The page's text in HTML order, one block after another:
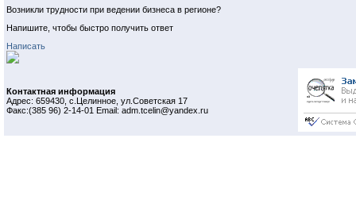
Возникли трудности при ведении бизнеса в регионе?
Напишите, чтобы быстро получить ответ
Написать
Контактная информация
Адрес: 659430, с.Целинное, ул.Советская 17
Факс:(385 96) 2-14-01 Email: adm.tcelin@yandex.ru